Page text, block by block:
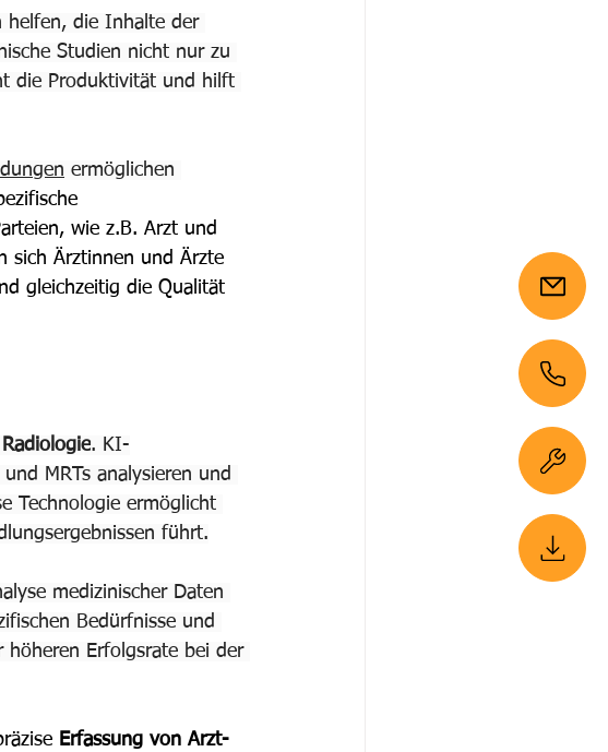
helfen, die Inhalte der
Studien nicht nur zu
die Produktivität und hilft
ermöglichen
wie z.B. Arzt und
sich Ärztinnen und Ärzte
gleichzeitig die Qualität
Radiologie. KI-
MRTs analysieren und
Technologie ermöglicht
führt.
medizinischer Daten
Bedürfnisse und
höheren Erfolgsrate bei der
Erfassung von Arzt-